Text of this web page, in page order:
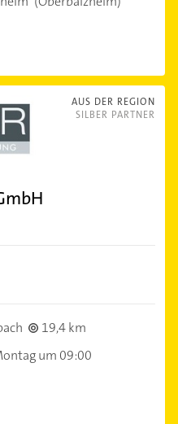
AUS DER REGION
SILBER PARTNER
19,4 km
um 09:00